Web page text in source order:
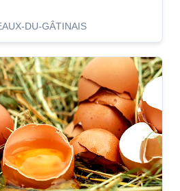
DU-GÂTINAIS